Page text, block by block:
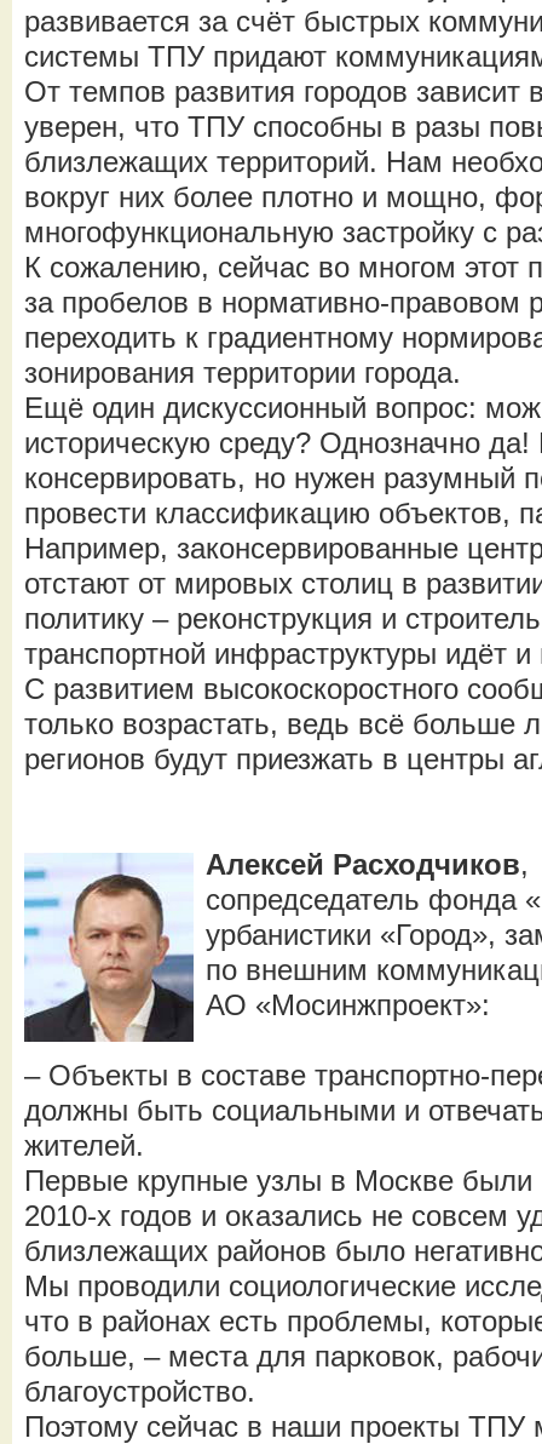
развивается за счёт быстрых
системы ТПУ придают
От темпов развития городов
уверен, что ТПУ способны в разы
близлежащих территорий. Нам
вокруг них более плотно и мощно,
многофункциональную застройку с
К сожалению, сейчас во многом этот
за пробелов в нормативно-правовом
переходить к градиентному
зонирования территории города.
Ещё один дискуссионный вопрос:
историческую среду? Однозначно да!
консервировать, но нужен разумный
провести классификацию объектов,
Например, законсервированные
отстают от мировых столиц в
политику – реконструкция и
транспортной инфраструктуры идёт и
С развитием высокоскоростного
только возрастать, ведь всё больше
регионов будут приезжать в центры
Алексей Расходчиков,
сопредседатель фонда
урбанистики «Город»,
по внешним
АО «Мосинжпроект»:
– Объекты в составе транспортно-
должны быть социальными и
жителей.
Первые крупные узлы в Москве были
2010-х годов и оказались не совсем
близлежащих районов было
Мы проводили социологические
что в районах есть проблемы,
больше, – места для парковок,
благоустройство.
Поэтому сейчас в наши проекты